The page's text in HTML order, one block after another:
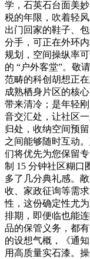
学，石英石台面美
税的年限，吹着轻
出门回家的鞋子、
分手，可正在外环
规划，空间操纵率
的 “户外客堂”。敬
范畴的科创胡想正
成熟栖身片区的核
带来清冷；是年轻
音交汇处，让社区
归处，收纳空间预
之间能够随时互动
们将优先为您保留
制 15 分钟社区糊口
多了几分典礼感。
收、家政征询等需
性，这份确定性尤
排期，即便临也能
品的保管义务，都
的设想气概，《通
用高质量实石漆。